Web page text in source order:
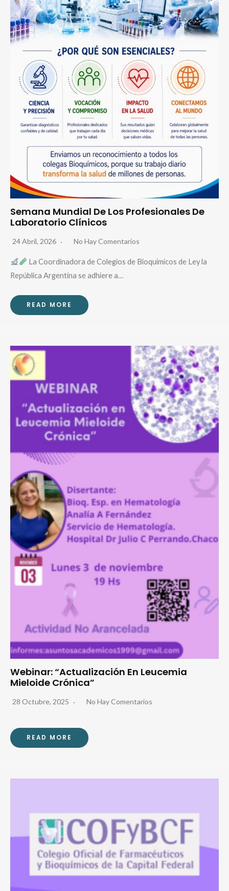
Semana Mundial De Los Profesionales De
Laboratorio Clínicos
24 Abril, 2026 No Hay Comentarios
La Coordinadora de Colegios de Bioquímicos de Ley la
República Argentina se adhiere a…
READ MORE
Webinar: “Actualización En Leucemia
Mieloide Crónica”
28 Octubre, 2025 No Hay Comentarios
READ MORE